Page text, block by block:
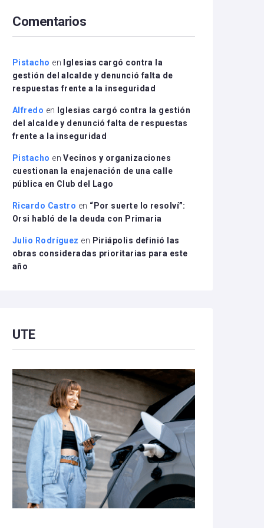
disminuir
el
Comentarios
Pistacho en
Iglesias cargó contra la
gestión del alcalde y denunció falta de
respuestas frente a la inseguridad
Alfredo en
Iglesias cargó contra la gestión
del alcalde y denunció falta de respuestas
frente a la inseguridad
Pistacho enVecinos y organizaciones
cuestionan la enajenación de una calle
pública en Club del Lago
Ricardo Castro en “Por suerte lo resolví”:
Orsi habló de la deuda con Primaria
Julio Rodríguez en Piriápolis definió las
obras consideradas prioritarias para este
año
UTE